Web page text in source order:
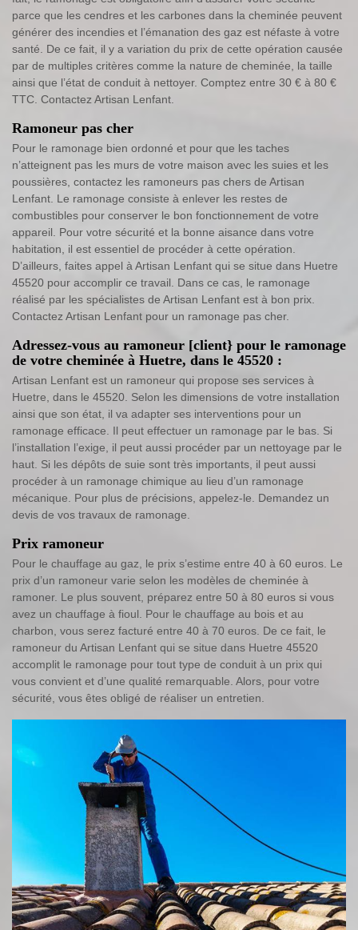
parce que les cendres et les carbones dans la cheminée peuvent
générer des incendies et l’émanation des gaz est néfaste à votre
santé. De ce fait, il y a variation du prix de cette opération causée
par de multiples critères comme la nature de cheminée, la taille
ainsi que l’état de conduit à nettoyer. Comptez entre 30 € à 80 €
TTC. Contactez Artisan Lenfant.
Ramoneur pas cher
Pour le ramonage bien ordonné et pour que les taches
n’atteignent pas les murs de votre maison avec les suies et les
poussières, contactez les ramoneurs pas chers de Artisan
Lenfant. Le ramonage consiste à enlever les restes de
combustibles pour conserver le bon fonctionnement de votre
appareil. Pour votre sécurité et la bonne aisance dans votre
habitation, il est essentiel de procéder à cette opération.
D’ailleurs, faites appel à Artisan Lenfant qui se situe dans Huetre
45520 pour accomplir ce travail. Dans ce cas, le ramonage
réalisé par les spécialistes de Artisan Lenfant est à bon prix.
Contactez Artisan Lenfant pour un ramonage pas cher.
Adressez-vous au ramoneur [client} pour le ramonage
de votre cheminée à Huetre, dans le 45520 :
Artisan Lenfant est un ramoneur qui propose ses services à
Huetre, dans le 45520. Selon les dimensions de votre installation
ainsi que son état, il va adapter ses interventions pour un
ramonage efficace. Il peut effectuer un ramonage par le bas. Si
l’installation l’exige, il peut aussi procéder par un nettoyage par le
haut. Si les dépôts de suie sont très importants, il peut aussi
procéder à un ramonage chimique au lieu d’un ramonage
mécanique. Pour plus de précisions, appelez-le. Demandez un
devis de vos travaux de ramonage.
Prix ramoneur
Pour le chauffage au gaz, le prix s’estime entre 40 à 60 euros. Le
prix d’un ramoneur varie selon les modèles de cheminée à
ramoner. Le plus souvent, préparez entre 50 à 80 euros si vous
avez un chauffage à fioul. Pour le chauffage au bois et au
charbon, vous serez facturé entre 40 à 70 euros. De ce fait, le
ramoneur du Artisan Lenfant qui se situe dans Huetre 45520
accomplit le ramonage pour tout type de conduit à un prix qui
vous convient et d’une qualité remarquable. Alors, pour votre
sécurité, vous êtes obligé de réaliser un entretien.